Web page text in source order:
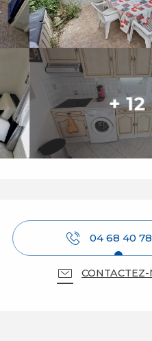
+ 12
04 68 40 78
CONTACTEZ-